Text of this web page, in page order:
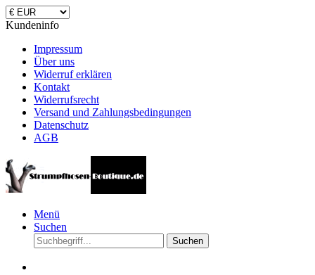
Kundeninfo
Impressum
Über uns
Widerruf erklären
Kontakt
Widerrufsrecht
Versand und Zahlungsbedingungen
Datenschutz
AGB
Menü
Suchen
Suchen